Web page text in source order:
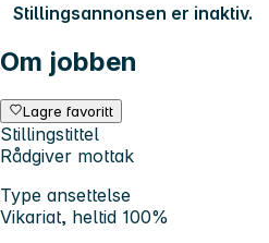
Stillingsannonsen er inaktiv.
Om jobben
Lagre favoritt
Stillingstittel
Rådgiver mottak
Type ansettelse
Vikariat, heltid 100%